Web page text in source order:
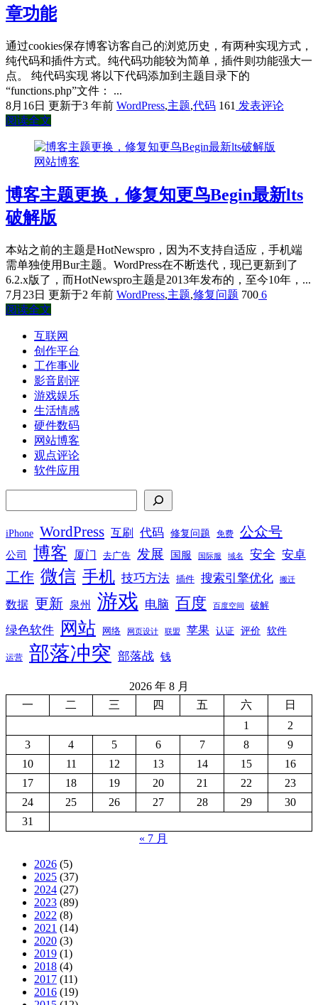
章功能
通过cookies保存博客访客自己的浏览历史，有两种实现方式，
纯代码和插件方式。纯代码功能较为简单，插件则功能强大一
点。 纯代码实现 将以下代码添加到主题目录下的
“functions.php”文件： ...
8月16日 更新于3 年前 WordPress,主题,代码 161 发表评论
阅读全文
网站博客
博客主题更换，修复知更鸟Begin最新lts
破解版
本站之前的主题是HotNewspro，因为不支持自适应，手机端
需单独使用Bur主题。WordPress在不断迭代，现已更新到了
6.2.x版了，而HotNewspro主题是2013年发布的，至今10年，...
7月23日 更新于2 年前 WordPress,主题,修复问题 700 6
阅读全文
互联网
创作平台
工作事业
影音剧评
游戏娱乐
生活情感
硬件数码
网站博客
观点评论
软件应用
iPhone WordPress 互刷 代码 修复问题 免费 公众号
公司 博客 厦门 去广告 发展 国服 国际服 域名 安全 安卓
工作 微信 手机 技巧方法 插件 搜索引擎优化 搬迁
数据 更新 泉州 游戏 电脑 百度 百度空间 破解
绿色软件 网站 网络 网页设计 联盟 苹果 认证 评价 软件
运营 部落冲突 部落战 钱
2026 年 8 月
一
二 三 四 五 六
日
1
2
3
4 5 6 7 8
9
10
11 12 13 14 15
16
17
18 19 20 21 22
23
24
25 26 27 28 29
30
31
« 7 月
2026 (5)
2025 (37)
2024 (27)
2023 (89)
2022 (8)
2021 (14)
2020 (3)
2019 (1)
2018 (4)
2017 (11)
2016 (19)